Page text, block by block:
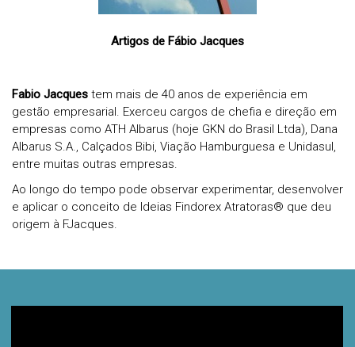
Artigos de Fábio Jacques
Fabio Jacques tem mais de 40 anos de experiência em
gestão empresarial. Exerceu cargos de chefia e direção em
empresas como ATH Albarus (hoje GKN do Brasil Ltda), Dana
Albarus S.A., Calçados Bibi, Viação Hamburguesa e Unidasul,
entre muitas outras empresas.
Ao longo do tempo pode observar experimentar, desenvolver
e aplicar o conceito de Ideias Findorex Atratoras® que deu
origem à FJacques.